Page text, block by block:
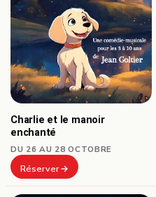
Charlie et le manoir
enchanté
DU 26 AU 28 OCTOBRE
Réserver